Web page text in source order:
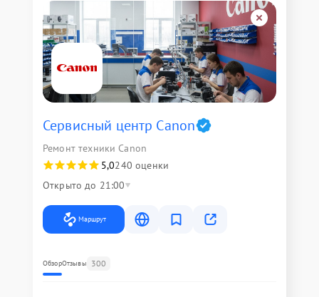
Сервисный центр Canon
Ремонт техники Canon
5,0240 оценки
Открыто до 21:00
Маршрут
ОбзорОтзывы 300